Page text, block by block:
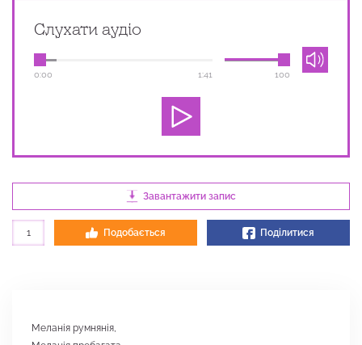
Слухати аудіо
0:00 1:41 100
Завантажити запис
1 Подобається Поділитися
Меланія румнянія,